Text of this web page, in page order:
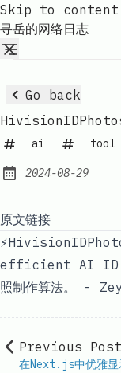
Skip to content
寻岳的网络日志
Go back
HivisionIDPhotos
ai tool
Published:
2024-08-29
原文链接
efficient AI ID
照制作算法。 -
Previous Post
在Next.js中优雅显